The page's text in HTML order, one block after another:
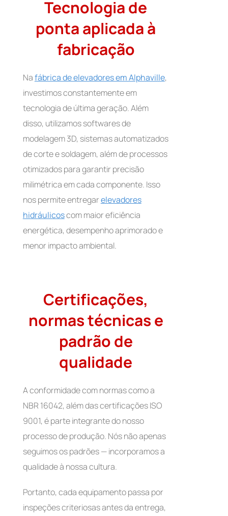
Tecnologia de
ponta aplicada à
fabricação
Nafábrica de elevadores em Alphaville,
investimos constantemente em
tecnologia de última geração. Além
disso, utilizamos softwares de
modelagem 3D, sistemas automatizados
de corte e soldagem, além de processos
otimizados para garantir precisão
milimétrica em cada componente. Isso
nos permite entregarelevadores
hidráulicoscom maior eficiência
energética, desempenho aprimorado e
menor impacto ambiental.
Certificações,
normas técnicas e
padrão de
qualidade
A conformidade com normas como a
NBR 16042, além das certificações ISO
9001, é parte integrante do nosso
processo de produção. Nós não apenas
seguimos os padrões — incorporamos a
qualidade à nossa cultura.
Portanto, cada equipamento passa por
inspeções criteriosas antes da entrega,